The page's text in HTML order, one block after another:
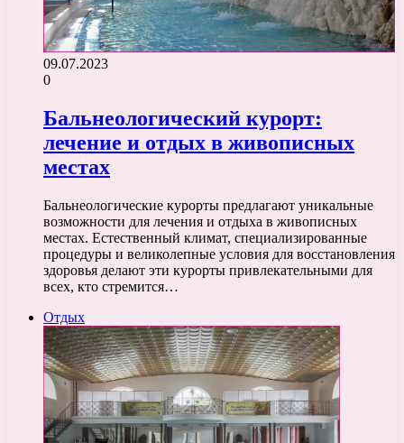
09.07.2023
0
Бальнеологический курорт:
лечение и отдых в живописных
местах
Бальнеологические курорты предлагают уникальные
возможности для лечения и отдыха в живописных
местах. Естественный климат, специализированные
процедуры и великолепные условия для восстановления
здоровья делают эти курорты привлекательными для
всех, кто стремится…
Отдых